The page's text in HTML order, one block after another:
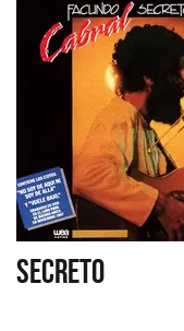
SECRETO